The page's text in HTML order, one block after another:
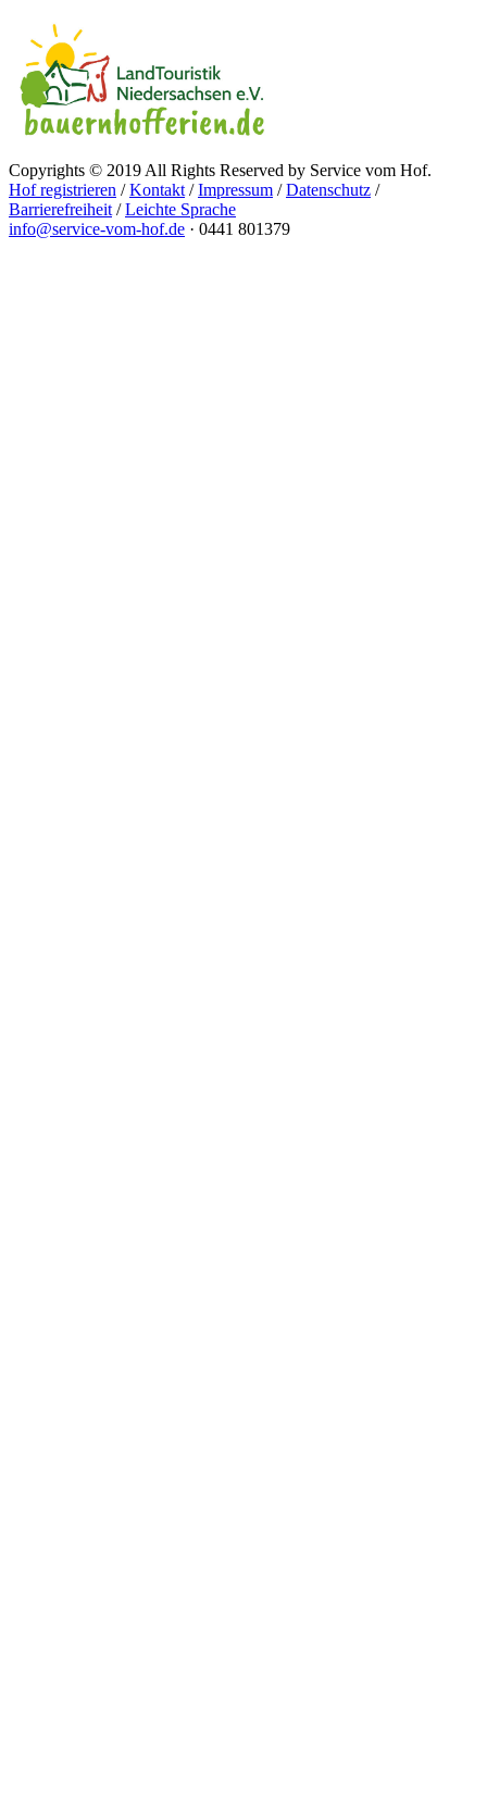
Copyrights © 2019 All Rights Reserved by Service vom Hof.
Hof registrieren /Kontakt /Impressum /Datenschutz /
Barrierefreiheit /Leichte Sprache
info@service-vom-hof.de · 0441 801379